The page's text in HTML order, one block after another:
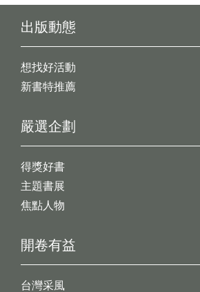
出版動態
想找好活動
新書特推薦
開卷有益
台灣采風
嚴選企劃
得獎好書
主題書展
焦點人物